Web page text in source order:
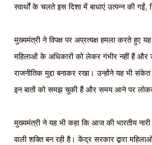
स्वार्थों के चलते इस दिशा में बाधाएं उत्पन्न की
मुख्यमंत्री ने विपक्ष पर अप्रत्यक्ष हमला करते हुए
महिलाओं के अधिकारों को लेकर गंभीर नहीं हैं और
राजनीतिक मुद्दा बनाकर रखा। उन्होंने यह भी
इन बातों को समझ चुकी हैं और समय आने पर
मुख्यमंत्री ने यह भी कहा कि आज की भारतीय
वाली शक्ति बन रही है। केंद्र सरकार द्वारा